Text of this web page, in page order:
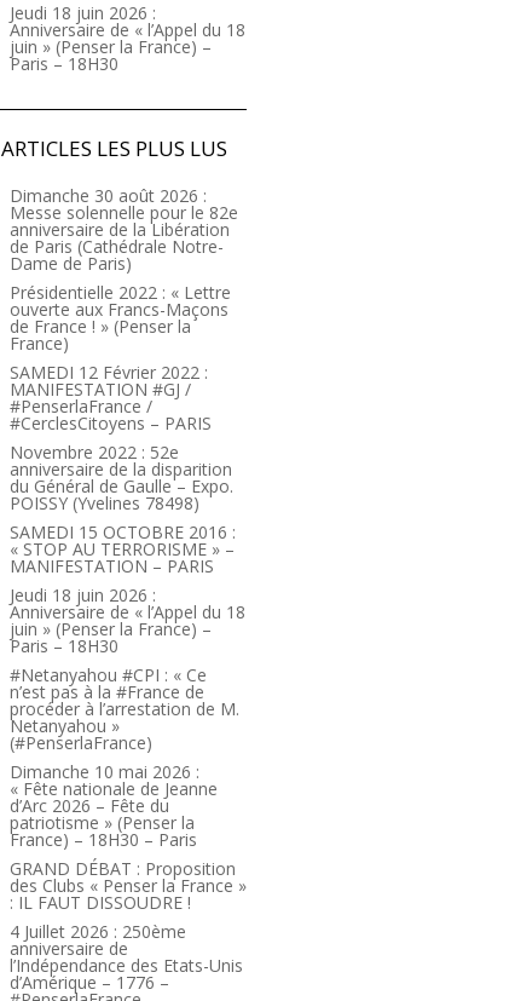
Jeudi 18 juin 2026 :
Anniversaire de « l’Appel du 18
juin » (Penser la France) –
Paris – 18H30
ARTICLES LES PLUS LUS
Dimanche 30 août 2026 :
Messe solennelle pour le 82e
anniversaire de la Libération
de Paris (Cathédrale Notre-
Dame de Paris)
Présidentielle 2022 : « Lettre
ouverte aux Francs-Maçons
de France ! » (Penser la
France)
SAMEDI 12 Février 2022 :
MANIFESTATION #GJ /
#PenserlaFrance /
#CerclesCitoyens – PARIS
Novembre 2022 : 52e
anniversaire de la disparition
du Général de Gaulle – Expo.
POISSY (Yvelines 78498)
SAMEDI 15 OCTOBRE 2016 :
« STOP AU TERRORISME » –
MANIFESTATION – PARIS
Jeudi 18 juin 2026 :
Anniversaire de « l’Appel du 18
juin » (Penser la France) –
Paris – 18H30
#Netanyahou #CPI : « Ce
n’est pas à la #France de
procéder à l’arrestation de M.
Netanyahou »
(#PenserlaFrance)
Dimanche 10 mai 2026 :
« Fête nationale de Jeanne
d’Arc 2026 – Fête du
patriotisme » (Penser la
France) – 18H30 – Paris
GRAND DÉBAT : Proposition
des Clubs « Penser la France »
: IL FAUT DISSOUDRE !
4 Juillet 2026 : 250ème
anniversaire de
l’Indépendance des Etats-Unis
d’Amérique – 1776 –